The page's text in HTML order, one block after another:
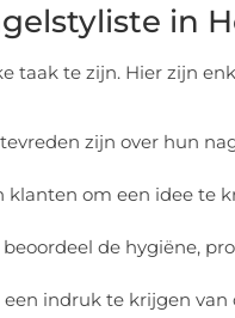
in
taak te zijn. Hier zijn
zijn over hun
klanten om een idee te
de hygiëne,
een indruk te krijgen